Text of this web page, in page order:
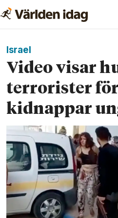
Israel
Video visar
terrorister
kidnappar